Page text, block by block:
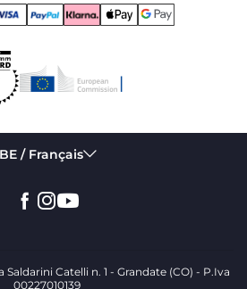
/ Français
Saldarini Catelli n. 1 - Grandate (CO) - P.Iva
00227010139